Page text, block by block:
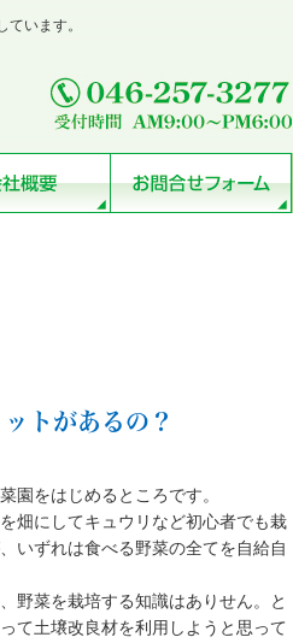
います。
トがあるの？
園をはじめるところです。
畑にしてキュウリなど初心者でも栽
いずれは食べる野菜の全てを自給自
野菜を栽培する知識はありせん。と
て土壌改良材を利用しようと思って